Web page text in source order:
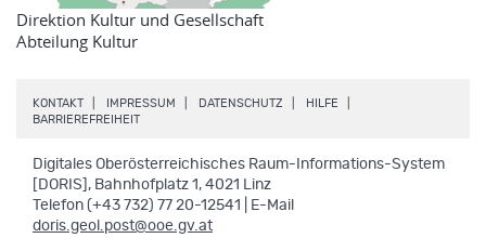
Direktion Kultur und Gesellschaft
Abteilung Kultur
KONTAKT IMPRESSUM DATENSCHUTZ HILFE
BARRIEREFREIHEIT.
Digitales Oberösterreichisches Raum-Informations-System
[DORIS], Bahnhofplatz 1, 4021 Linz
Telefon (+43 732) 77 20-12541 | E-Mail
doris.geol.post@ooe.gv.at